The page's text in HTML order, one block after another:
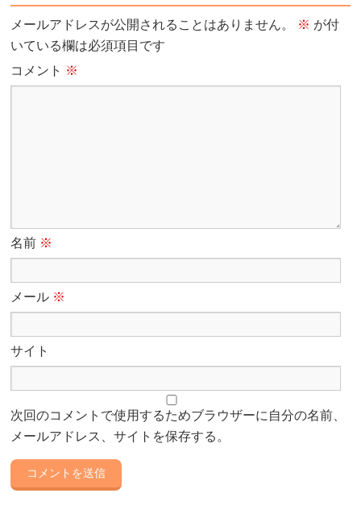
メールアドレスが公開されることはありません。 ※ が付
いている欄は必須項目です
コメント ※
名前 ※
メール ※
サイト
次回のコメントで使用するためブラウザーに自分の名前、
メールアドレス、サイトを保存する。